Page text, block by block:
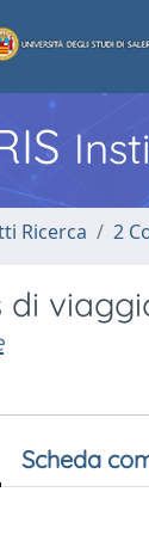
Ricerca 2
di
Scheda